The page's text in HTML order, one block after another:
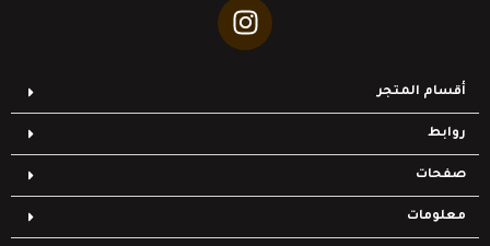
أقسام المتجر
روابط
صفحات
معلومات